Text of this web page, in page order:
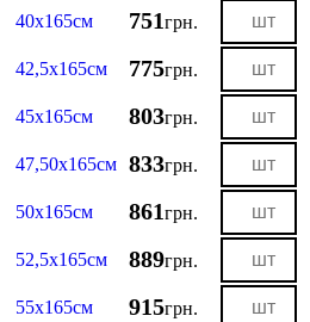
40х165см
751грн.
42,5х165см 775грн.
45х165см 803грн.
47,50х165см 833грн.
50х165см 861грн.
52,5х165см 889грн.
55х165см 915грн.